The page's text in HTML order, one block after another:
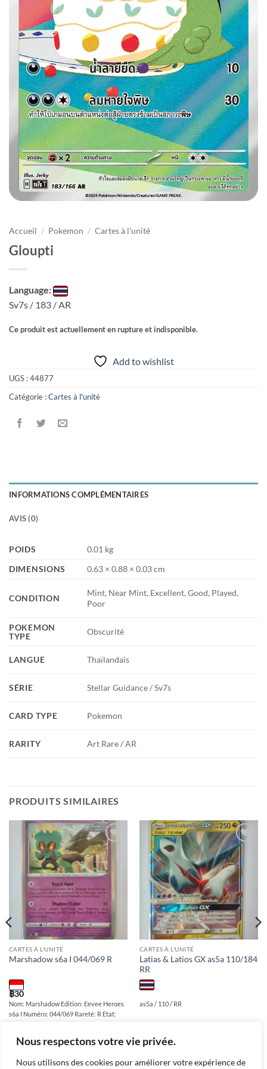
Nous respectons votre vie privée.
Nous utilisons des cookies pour améliorer votre expérience de
Accueil / Pokemon / Cartes à l'unité
Gloupti
Language:
Sv7s / 183 / AR
Ce produit est actuellement en rupture et indisponible.
Add to wishlist
UGS :44877
Catégorie :Cartes à l'unité
INFORMATIONS COMPLÉMENTAIRES
AVIS (0)
POIDS
0.01 kg
DIMENSIONS
0.63 × 0.88 × 0.03 cm
CONDITION
Mint, Near Mint, Excellent, Good, Played,
Poor
POKEMON
TYPE
Obscurité
LANGUE Thaïlandais
SÉRIE Stellar Guidance / Sv7s
CARD TYPE Pokemon
RARITY Art Rare / AR
PRODUITS SIMILAIRES
Add to
wishlist
CARTES À L'UNITÉ
Marshadow s6a I 044/069 R
฿30
Nom: Marshadow Edition: Eevee Heroes
s6a I Numéro: 044/069 Rareté: R Etat:
Add to
wishlist
CARTES À L'UNITÉ
Latias & Latios GX as5a 110/184
RR
as5a / 110 / RR